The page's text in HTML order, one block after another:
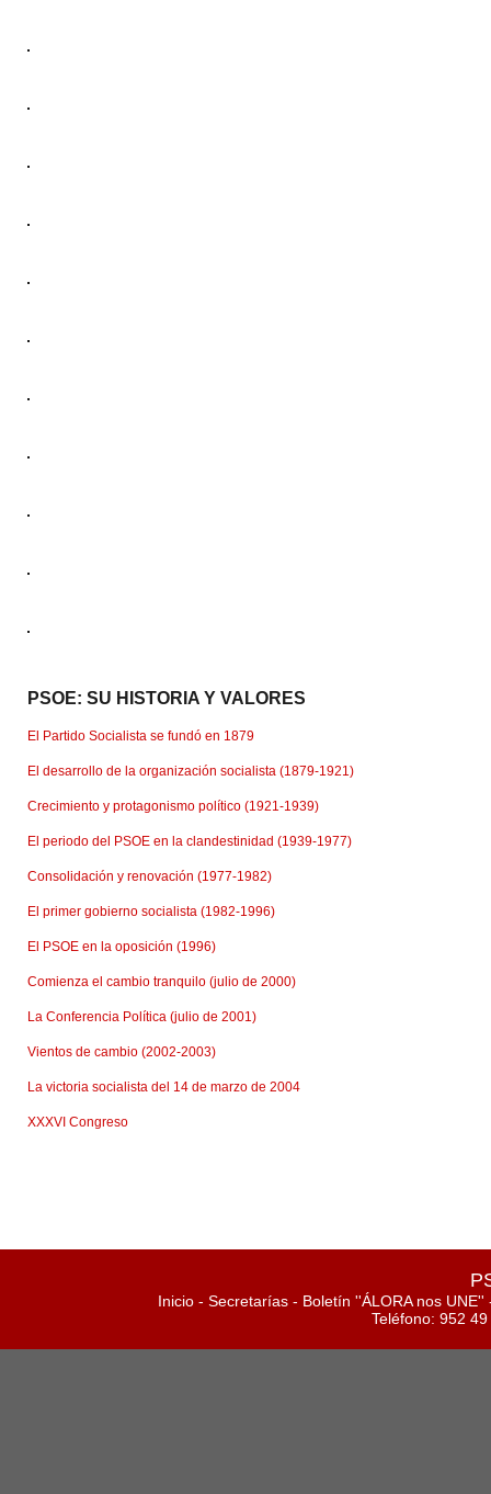
PSOE: SU HISTORIA Y VALORES
El Partido Socialista se fundó en 1879
El desarrollo de la organización socialista (1879-1921)
Crecimiento y protagonismo político (1921-1939)
El periodo del PSOE en la clandestinidad (1939-1977)
Consolidación y renovación (1977-1982)
El primer gobierno socialista (1982-1996)
El PSOE en la oposición (1996)
Comienza el cambio tranquilo (julio de 2000)
La Conferencia Política (julio de 2001)
Vientos de cambio (2002-2003)
La victoria socialista del 14 de marzo de 2004
XXXVI Congreso
Inicio - Secretarías - Boletín ''ÁLORA nos UNE''
Teléfono: 952